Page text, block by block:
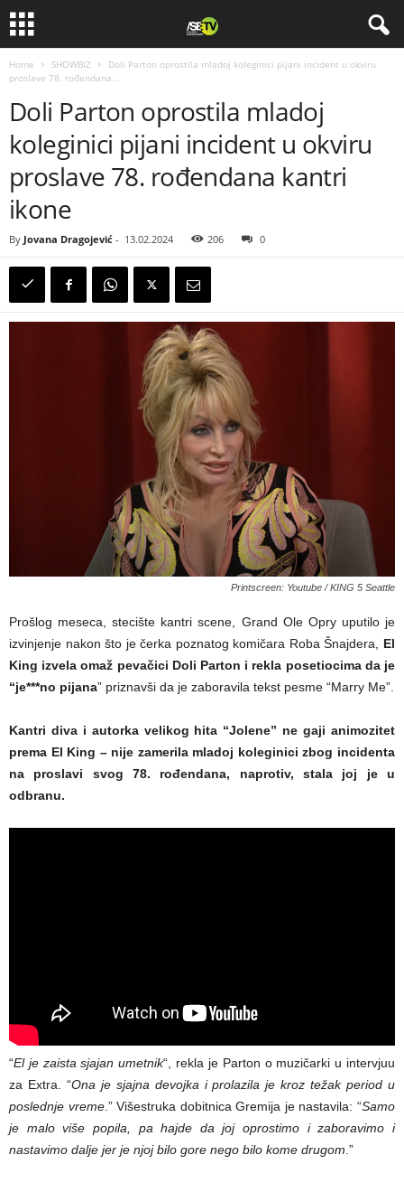
Home SHOWBIZ
Doli Parton oprostila mladoj koleginici pijani incident u okviru
proslave 78. rođendana...
Doli Parton oprostila mladoj
koleginici pijani incident u okviru
proslave 78. rođendana kantri
ikone
By Jovana Dragojević - 13.02.2024 206 0
Printscreen: Youtube / KING 5 Seattle
Prošlog meseca, stecište kantri scene, Grand Ole Opry uputilo je
izvinjenje nakon što je čerka poznatog komičara Roba Šnajdera, El
King izvela omaž pevačici Doli Parton i rekla posetiocima da je
“je***no pijana” priznavši da je zaboravila tekst pesme “Marry Me”.
Kantri diva i autorka velikog hita “Jolene” ne gaji animozitet
prema El King – nije zamerila mladoj koleginici zbog incidenta
na proslavi svog 78. rođendana, naprotiv, stala joj je u
odbranu.
“El je zaista sjajan umetnik“, rekla je Parton o muzičarki u intervjuu
za Extra. “Ona je sjajna devojka i prolazila je kroz težak period u
poslednje vreme.” Višestruka dobitnica Gremija je nastavila: “Samo
je malo više popila, pa hajde da joj oprostimo i zaboravimo i
nastavimo dalje jer je njoj bilo gore nego bilo kome drugom .”